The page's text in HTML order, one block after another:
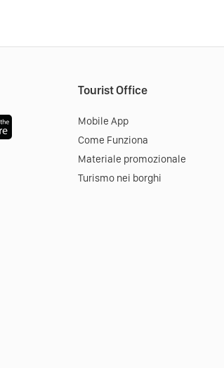
Tourist Office
Mobile App
Come Funziona
Materiale promozionale
Turismo nei borghi